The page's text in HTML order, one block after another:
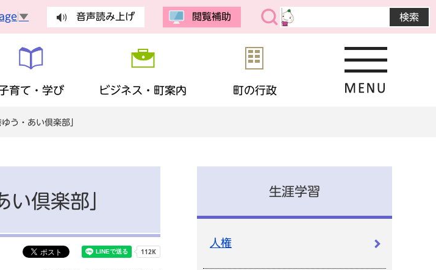
▼ 音声読み上げ 閲覧補助
住宅
地域活動・男女共同参画 申請書ダウンロード
育て・学び ビジネス・町案内 町の行政
う・あい倶楽部」
倶楽部」
生涯学習
人権